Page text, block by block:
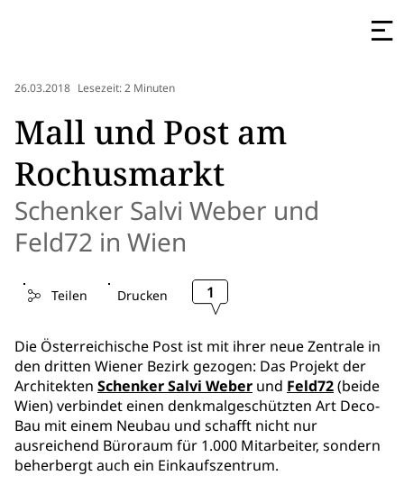
26.03.2018 Lesezeit: 2 Minuten
Mall und Post am
Rochusmarkt
Schenker Salvi Weber und
Feld72 in Wien
Teilen Drucken 1
Die Österreichische Post ist mit ihrer neue Zentrale in
den dritten Wiener Bezirk gezogen: Das Projekt der
Architekten Schenker Salvi Weber und Feld72(beide
Wien) verbindet einen denkmalgeschützten Art Deco-
Bau mit einem Neubau und schafft nicht nur
ausreichend Büroraum für 1.000 Mitarbeiter, sondern
beherbergt auch ein Einkaufszentrum.